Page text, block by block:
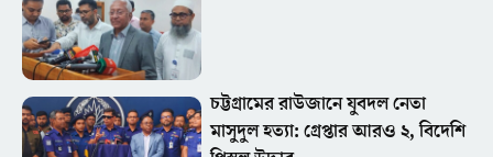
চট্টগ্রামের রাউজানে যুবদল নেতা
মাসুদুল হত্যা: গ্রেপ্তার আরও ২, বিদেশি